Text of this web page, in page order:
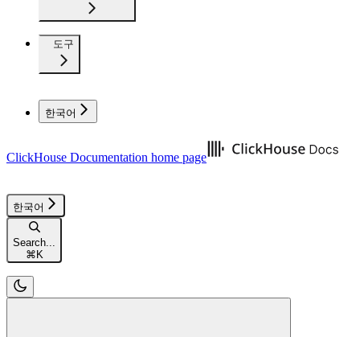
도구
한국어
ClickHouse Documentation home page
한국어
Search...
⌘ K